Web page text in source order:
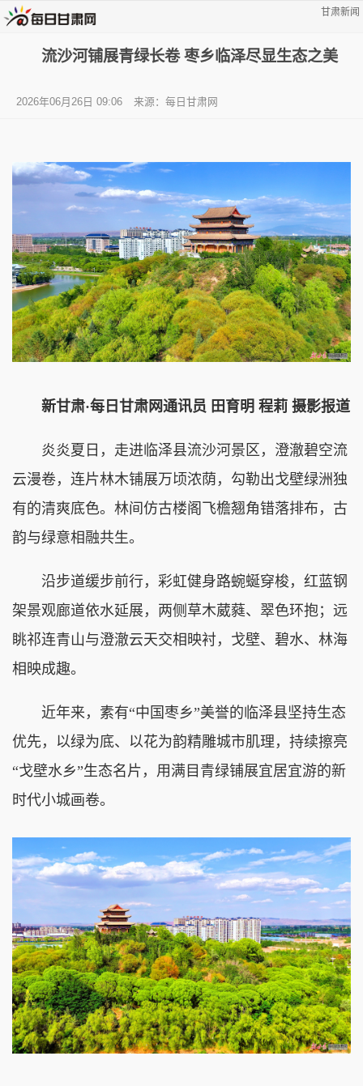
甘肃新闻
流沙河铺展青绿长卷 枣乡临泽尽显生态之美
2026年06月26日 09:06 来源：每日甘肃网
新甘肃·每日甘肃网通讯员 田育明 程莉 摄影报道
炎炎夏日，走进临泽县流沙河景区，澄澈碧空流
云漫卷，连片林木铺展万顷浓荫，勾勒出戈壁绿洲独
有的清爽底色。林间仿古楼阁飞檐翘角错落排布，古
韵与绿意相融共生。
沿步道缓步前行，彩虹健身路蜿蜒穿梭，红蓝钢
架景观廊道依水延展，两侧草木葳蕤、翠色环抱；远
眺祁连青山与澄澈云天交相映衬，戈壁、碧水、林海
相映成趣。
近年来，素有“中国枣乡”美誉的临泽县坚持生态
优先，以绿为底、以花为韵精雕城市肌理，持续擦亮
“戈壁水乡”生态名片，用满目青绿铺展宜居宜游的新
时代小城画卷。